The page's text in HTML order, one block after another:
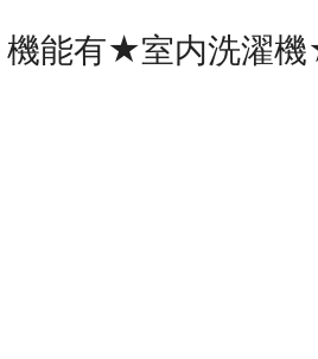
有★室内洗濯機★